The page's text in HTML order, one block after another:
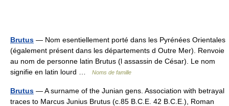
Brutus — Nom esentiellement porté dans les Pyrénées Orientales
(également présent dans les départements d Outre Mer). Renvoie
au nom de personne latin Brutus (l assassin de César). Le nom
signifie en latin lourd …
Noms de famille
Brutus — A surname of the Junian gens. Association with betrayal
traces to Marcus Junius Brutus (c.85 B.C.E. 42 B.C.E.), Roman